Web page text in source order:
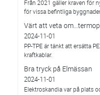
Från 2021 gäller kraven för
för vissa befintliga
Värt att veta
2024-11-01
PP-TPE är tänkt att ersätta
kraftkablar.
Bra tryck på Elmässan
2024-11-01
Elektroskandia var på plats